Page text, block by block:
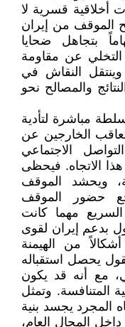
أخلاقية قسرية لا
الموقف من إيران
بتجاهل ضحايا
التخلي عن مقاومة
النقاش في
والمصالح نحو
مباشرة لتأدية
الخارجين عن
الاجتماعي
هذا الاتجاه. فيحظى
ويحشد الموقف
حضور الموقف
مهما كانت
بدعم إيران لقوى
من الهيمنة
يحصل استقباله
مع أنه قد يكون
المتنافسة. وتمثل
المجرد يجسد بنية
المجال العام،